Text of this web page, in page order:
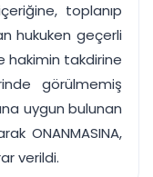
toplanıp
hukuken geçerli
hakimin takdirine
görülmemiş
uygun bulunan
ONANMASINA,
verildi.